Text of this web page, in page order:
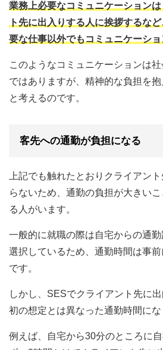
業務上必要なコミュニケーション
ト先に出入りする人に挨拶するな
要な仕事以外でもコミュニケーシ
このようなコミュニケーションは
ではありますが、精神的な負担を
と考えるのです。
客先への通勤が負担になる
上記でも触れたとおりクライアン
らないため、通勤の負担が大きい
る人がいます。
一般的に就職の際は自宅からの通
選択しているため、通勤時間は事
です。
しかし、SESでクライアント先に
初の想定とは異なった通勤時間にな
例えば、自宅から30分のところに